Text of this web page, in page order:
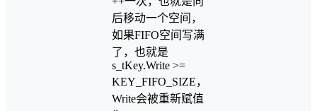
后移动一个空间，
如果FIFO空间写满
了，也就是
s_tKey.Write >=
KEY_FIFO_SIZE，
Write会被重新赋值